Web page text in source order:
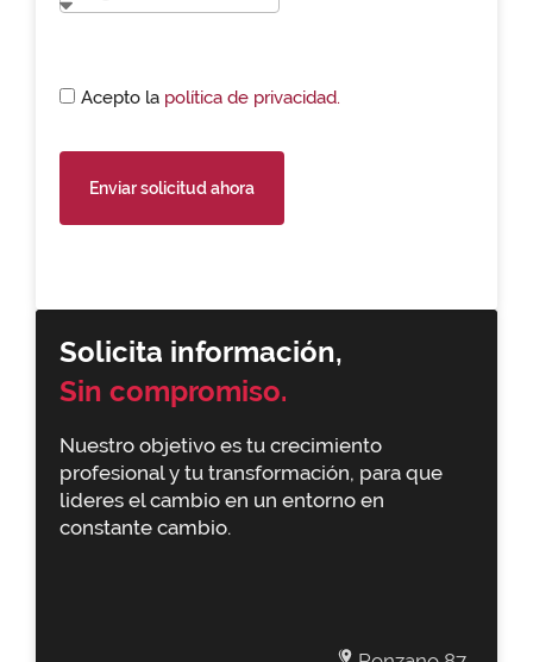
Solicita información,
Sin compromiso.
Nuestro objetivo es tu crecimiento
profesional y tu transformación, para que
lideres el cambio en un entorno en
constante cambio.
Acepto la política de privacidad.
Enviar solicitud ahora